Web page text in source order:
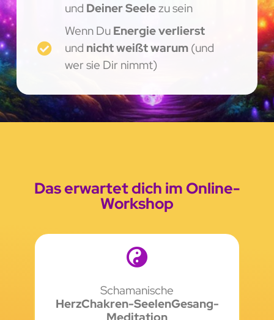
und Deiner Seelezu sein
Wenn DuEnergie verlierst
und nicht weißt warum (und
wer sie Dir nimmt)
Das erwartet dich im Online-
Workshop
Schamanische
HerzChakren-SeelenGesang-